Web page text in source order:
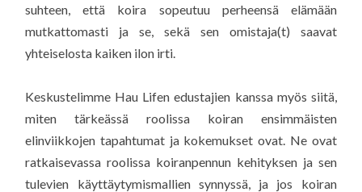
suhteen, että koira sopeutuu perheensä elämään
mutkattomasti ja se, sekä sen omistaja(t) saavat
yhteiselosta kaiken ilon irti.
Keskustelimme Hau Lifen edustajien kanssa myös siitä,
miten tärkeässä roolissa koiran ensimmäisten
elinviikkojen tapahtumat ja kokemukset ovat. Ne ovat
ratkaisevassa roolissa koiranpennun kehityksen ja sen
tulevien käyttäytymismallien synnyssä, ja jos koiran